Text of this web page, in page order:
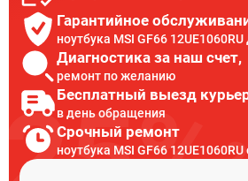
Гарантийное
ноутбука MSI GF66 12UE1060RU
Диагностика за наш счет,
ремонт по желанию
Бесплатный выезд
в день обращения
Срочный ремонт
ноутбука MSI GF66